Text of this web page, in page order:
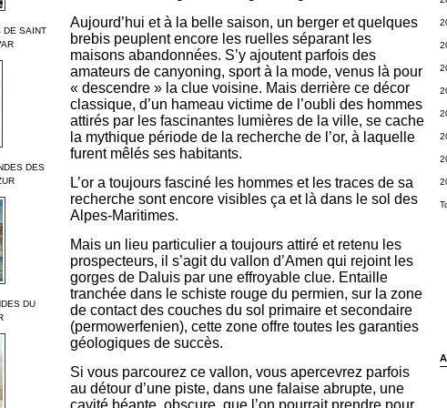
DE SAINT
DES
DU
Aujourd’hui et à la belle saison, un berger et quelques
brebis peuplent encore les ruelles séparant les
maisons abandonnées. S’y ajoutent parfois des
amateurs de canyoning, sport à la mode, venus là pour
« descendre » la clue voisine. Mais derrière ce décor
classique, d’un hameau victime de l’oubli des hommes
attirés par les fascinantes lumières de la ville, se cache
la mythique période de la recherche de l’or, à laquelle
furent mêlés ses habitants.
L’or a toujours fasciné les hommes et les traces de sa
recherche sont encore visibles ça et là dans le sol des
Alpes-Maritimes.
Mais un lieu particulier a toujours attiré et retenu les
prospecteurs, il s’agit du vallon d’Amen qui rejoint les
gorges de Daluis par une effroyable clue. Entaille
tranchée dans le schiste rouge du permien, sur la zone
de contact des couches du sol primaire et secondaire
(permowerfenien), cette zone offre toutes les garanties
géologiques de succès.
Si vous parcourez ce vallon, vous apercevrez parfois
au détour d’une piste, dans une falaise abrupte, une
cavité béante, obscure, que l’on pourrait prendre pour